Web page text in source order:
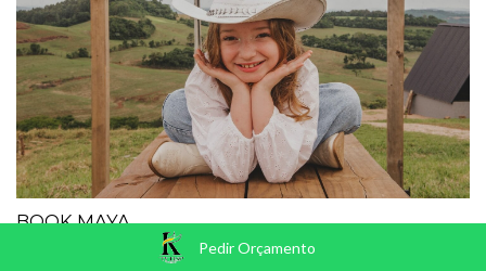
BOOK MAYA
Pedir Orçamento